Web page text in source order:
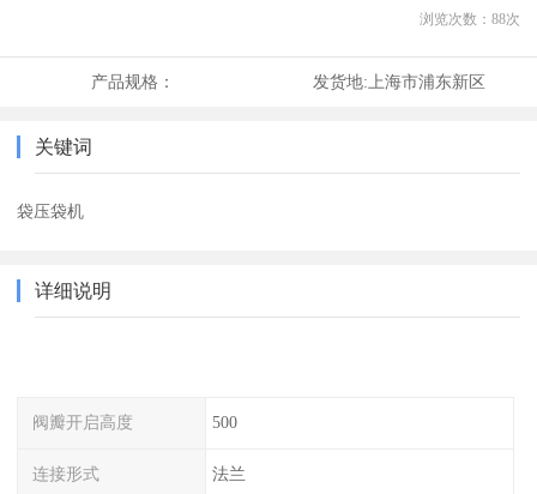
浏览次数： 88次
产品规格： 发货地: 上海市浦东新区
关键词
袋压袋机
详细说明
阀瓣开启高度 500
连接形式 法兰